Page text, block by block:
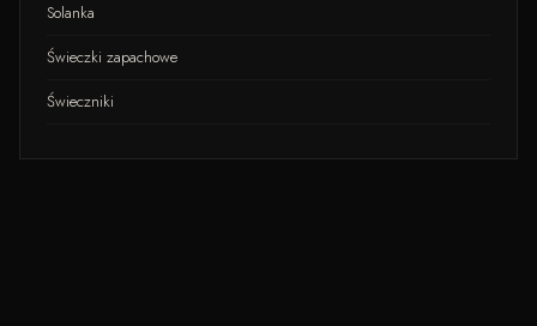
Solanka
Świeczki zapachowe
Świeczniki